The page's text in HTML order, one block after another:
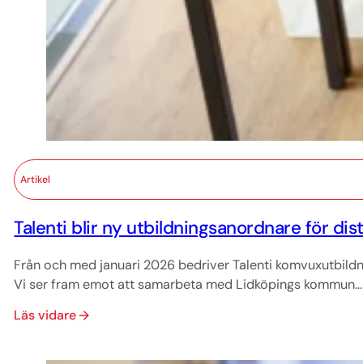
Artikel
Talenti blir ny utbildningsanordnare för
Från och med januari 2026 bedriver Talenti
Vi ser fram emot att samarbeta med Lidköpings kommun...
Läs vidare